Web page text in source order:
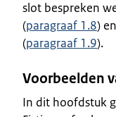
slot bespreken
(paragraaf 1.8)
(paragraaf 1.9).
Voorbeelden
In dit hoofdstuk